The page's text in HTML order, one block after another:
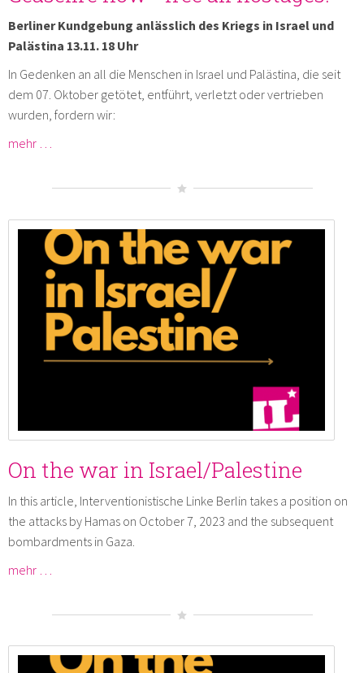
Berliner Kundgebung anlässlich des Kriegs in Israel und
Palästina 13.11. 18 Uhr
In Gedenken an all die Menschen in Israel und Palästina, die seit
dem 07. Oktober getötet, entführt, verletzt oder vertrieben
wurden, fordern wir:
mehr …
On the war in Israel/Palestine
In this article, Interventionistische Linke Berlin takes a position on
the attacks by Hamas on October 7, 2023 and the subsequent
bombardments in Gaza.
mehr …